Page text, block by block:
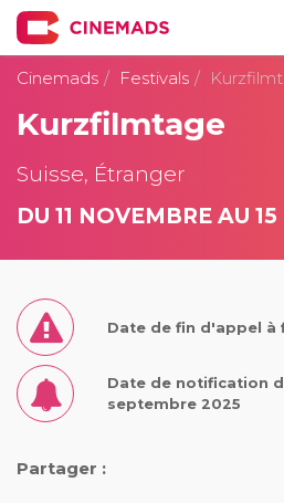
Cinemads
Festivals
Kurzfilmtage
Suisse, Étranger
DU 11 NOVEMBRE AU
Date de fin d'appel à
Date de notification
septembre 2025
Partager :